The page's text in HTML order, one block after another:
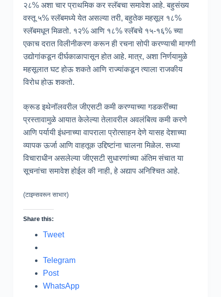
२८% अशा चार प्राथमिक कर स्लॅबचा समावेश आहे. बहुसंख्य
वस्तू ५% स्लॅबमध्ये येत असल्या तरी, बहुतेक महसूल १८%
स्लॅबमधून मिळतो. १२% आणि १८% स्लॅबचे १५-१६% च्या
एकाच दरात विलीनीकरण करून ही रचना सोपी करण्याची मागणी
उद्योगांकडून दीर्घकाळापासून होत आहे. मात्र, अशा निर्णयामुळे
महसूलात घट होऊ शकते आणि राज्यांकडून त्याला राजकीय
विरोध होऊ शकतो.
क्रूड इथेनॉलवरील जीएसटी कमी करण्याच्या गडकरींच्या
प्रस्तावामुळे आयात केलेल्या तेलावरील अवलंबित्व कमी करणे
आणि पर्यायी इंधनाच्या वापराला प्रोत्साहन देणे यासह देशाच्या
व्यापक ऊर्जा आणि वाहतूक उद्दिष्टांना चालना मिळेल. सध्या
विचाराधीन असलेल्या जीएसटी सुधारणांच्या अंतिम संचात या
सूचनांचा समावेश होईल की नाही, हे अद्याप अनिश्चित आहे.
(टाइम्सवरून साभार)
Share this:
Tweet
Telegram
Post
WhatsApp